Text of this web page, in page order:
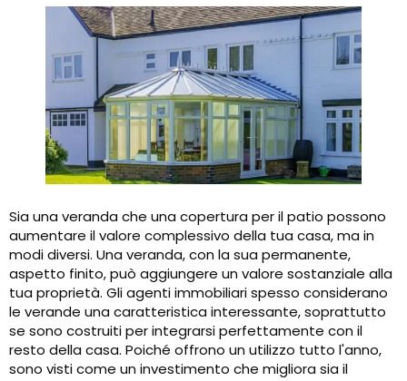
Sia una veranda che una copertura per il patio possono
aumentare il valore complessivo della tua casa, ma in
modi diversi. Una veranda, con la sua permanente,
aspetto finito, può aggiungere un valore sostanziale alla
tua proprietà. Gli agenti immobiliari spesso considerano
le verande una caratteristica interessante, soprattutto
se sono costruiti per integrarsi perfettamente con il
resto della casa. Poiché offrono un utilizzo tutto l'anno,
sono visti come un investimento che migliora sia il